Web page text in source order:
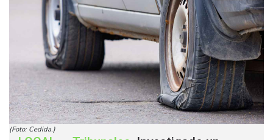
(Foto: Cedida.)